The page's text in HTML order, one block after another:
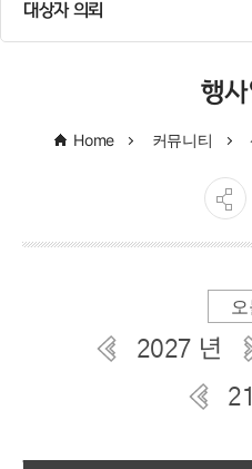
대상자 의뢰
행
Home 커뮤니티
2027 년
일간 부서일정관리